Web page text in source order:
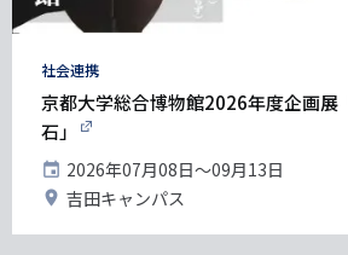
タ
グ
社会連携
京都大学総合博物館2026年度企画展
石」
開
催
日
2026年07月08日〜09月13日
開
地
吉田キャンパス